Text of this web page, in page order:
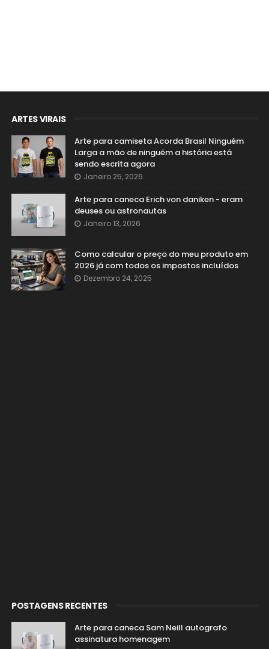
ARTES VIRAIS
Arte para camiseta Acorda Brasil Ninguém
Larga a mão de ninguém a história está
sendo escrita agora
Janeiro 25, 2026
Arte para caneca Erich von daniken - eram
deuses ou astronautas
Janeiro 13, 2026
Como calcular o preço do meu produto em
2026 já com todos os impostos incluídos
Dezembro 24, 2025
POSTAGENS RECENTES
Arte para caneca Sam Neill autografo
assinatura homenagem